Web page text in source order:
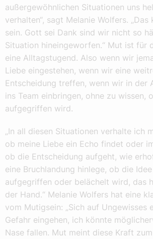
außergewöhnlichen Situationen uns
verhalten“, sagt Melanie Wolfers. „Das
sein. Gott sei Dank sind wir nicht so
Situation hineingeworfen.“ Mut ist für
eine Alltagstugend. Also wenn wir
Liebe eingestehen, wenn wir eine
Entscheidung treffen, wenn wir in der
ins Team einbringen, ohne zu wissen,
aufgegriffen wird.
„In all diesen Situationen verhalte ich
ob meine Liebe ein Echo findet oder
ob die Entscheidung aufgeht, wie
eine Bruchlandung hinlege, ob die
aufgegriffen oder belächelt wird, das
der Hand.“ Melanie Wolfers hat eine
vom Mutigsein: „Sich auf Ungewisses
Gefahr eingehen, ich könnte
Nase fallen. Mut meint diese Kraft